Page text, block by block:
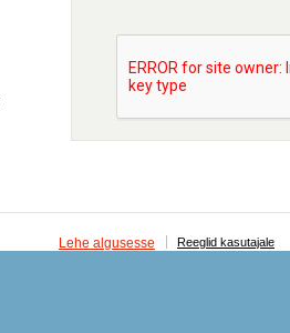
Lehe algusesse Reeglid kasutajale